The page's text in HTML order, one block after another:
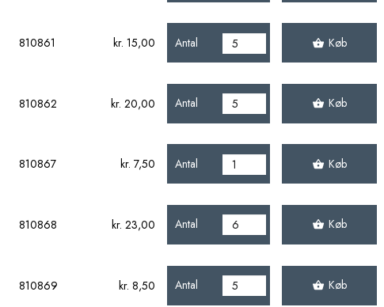
810861 kr. 15,00 Antal Køb
810862 kr. 20,00 Antal Køb
810867 kr. 7,50 Antal Køb
810868 kr. 23,00 Antal Køb
810869 kr. 8,50 Antal Køb